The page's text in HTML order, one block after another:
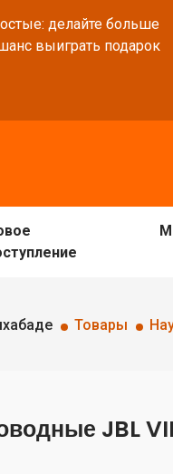
делайте больше
выиграть подарок
Товары
JBL